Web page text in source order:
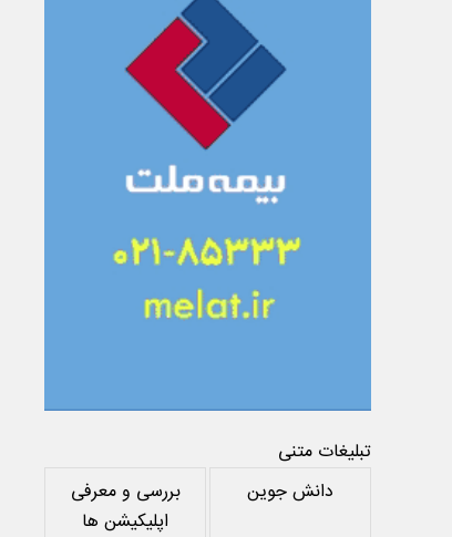
تبلیغات متنی
دانش جوین
بررسی و معرفی
اپلیکیشن ها